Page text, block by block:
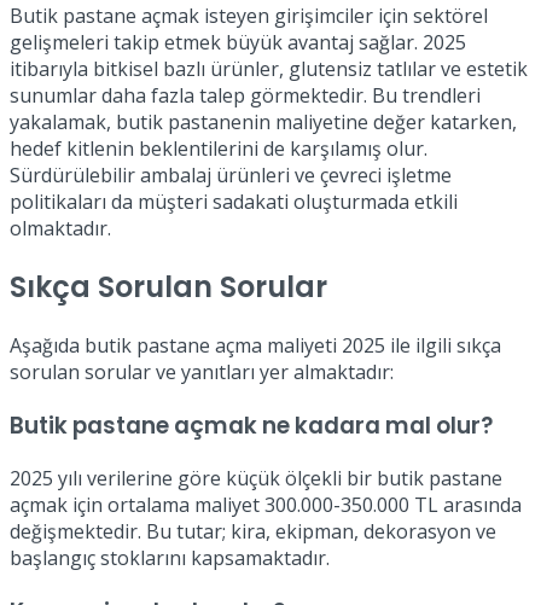
Butik pastane açmak isteyen girişimciler için sektörel
gelişmeleri takip etmek büyük avantaj sağlar. 2025
itibarıyla bitkisel bazlı ürünler, glutensiz tatlılar ve estetik
sunumlar daha fazla talep görmektedir. Bu trendleri
yakalamak, butik pastanenin maliyetine değer katarken,
hedef kitlenin beklentilerini de karşılamış olur.
Sürdürülebilir ambalaj ürünleri ve çevreci işletme
politikaları da müşteri sadakati oluşturmada etkili
olmaktadır.
Sıkça Sorulan Sorular
Aşağıda butik pastane açma maliyeti 2025 ile ilgili sıkça
sorulan sorular ve yanıtları yer almaktadır:
Butik pastane açmak ne kadara mal olur?
2025 yılı verilerine göre küçük ölçekli bir butik pastane
açmak için ortalama maliyet 300.000-350.000 TL arasında
değişmektedir. Bu tutar; kira, ekipman, dekorasyon ve
başlangıç stoklarını kapsamaktadır.